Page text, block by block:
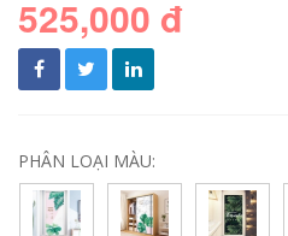
525,000 đ
PHÂN LOẠI MÀU: